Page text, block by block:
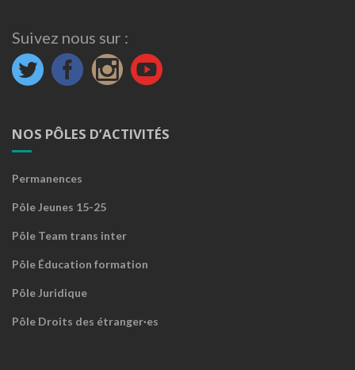
Suivez nous sur :
NOS PÔLES D’ACTIVITÉS
Permanences
Pôle Jeunes 15-25
Pôle Team trans inter
Pôle Éducation formation
Pôle Juridique
Pôle Droits des étranger·es